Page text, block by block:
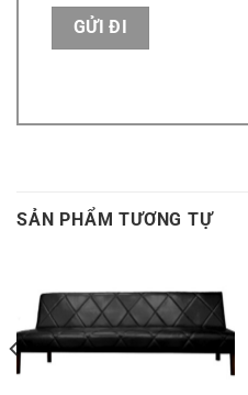
SẢN PHẨM TƯƠNG TỰ